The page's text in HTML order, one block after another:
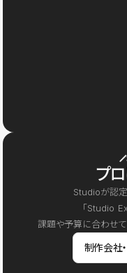
プ
Studioが認
「Studio
課題や予算に合わせて
制作会社